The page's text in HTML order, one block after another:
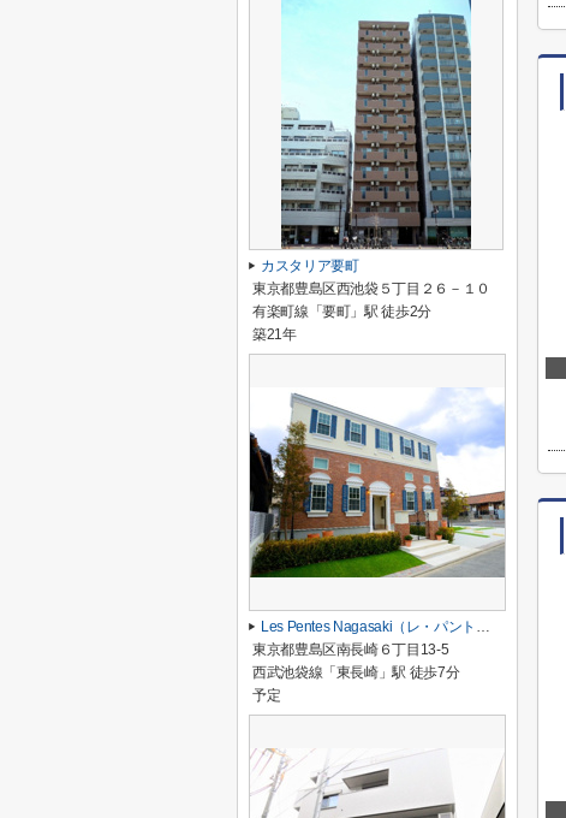
カスタリア要町
東京都豊島区西池袋５丁目２６－１０
有楽町線「要町」駅 徒歩2分
築21年
Les Pentes Nagasaki（レ・パント・ナガサキ）
東京都豊島区南長崎６丁目13-5
西武池袋線「東長崎」駅 徒歩7分
予定